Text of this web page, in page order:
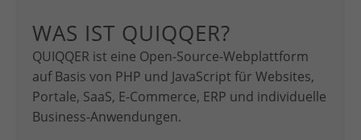
WAS IST QUIQQER?
QUIQQER ist eine Open-Source-Webplattform
auf Basis von PHP und JavaScript für Websites,
Portale, SaaS, E-Commerce, ERP und individuelle
Business-Anwendungen.